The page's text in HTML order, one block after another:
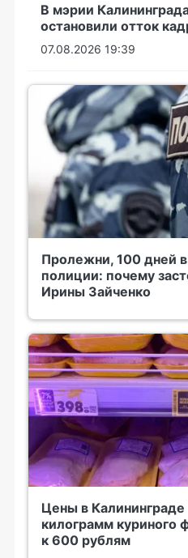
В мэрии
остановили отток
07.08.2026 19:39
Пролежни, 100 дней
полиции: почему
Ирины Зайченко
Цены в Калининграде
килограмм куриного
к 600 рублям